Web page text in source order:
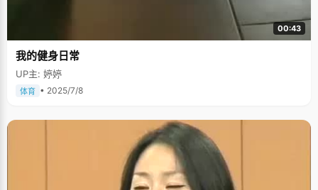
00:43
我的健身日常
UP主: 婷婷
体育 • 2025/7/8